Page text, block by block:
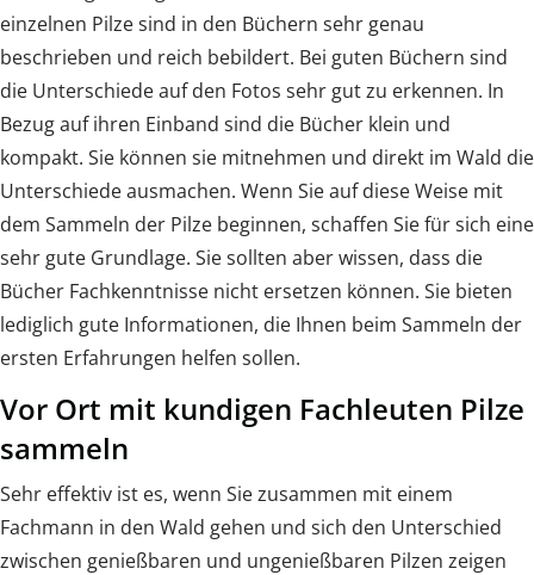
einzelnen Pilze sind in den Büchern sehr genau
beschrieben und reich bebildert. Bei guten Büchern sind
die Unterschiede auf den Fotos sehr gut zu erkennen. In
Bezug auf ihren Einband sind die Bücher klein und
kompakt. Sie können sie mitnehmen und direkt im Wald die
Unterschiede ausmachen. Wenn Sie auf diese Weise mit
dem Sammeln der Pilze beginnen, schaffen Sie für sich eine
sehr gute Grundlage. Sie sollten aber wissen, dass die
Bücher Fachkenntnisse nicht ersetzen können. Sie bieten
lediglich gute Informationen, die Ihnen beim Sammeln der
ersten Erfahrungen helfen sollen.
Vor Ort mit kundigen Fachleuten Pilze
sammeln
Sehr effektiv ist es, wenn Sie zusammen mit einem
Fachmann in den Wald gehen und sich den Unterschied
zwischen genießbaren und ungenießbaren Pilzen zeigen